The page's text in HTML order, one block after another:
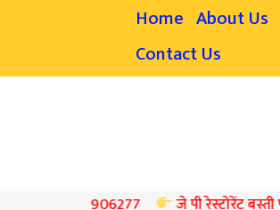
Home About Us
Contact Us
जे पी रेस्टोरेंट बस्ती पर फ़ूड आर्डर